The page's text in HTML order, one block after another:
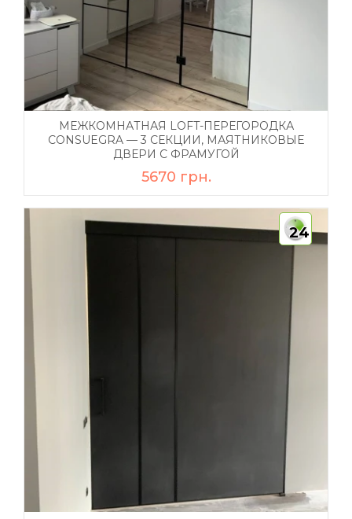
МЕЖКОМНАТНАЯ LOFT-ПЕРЕГОРОДКА
CONSUEGRA — 3 СЕКЦИИ, МАЯТНИКОВЫЕ
ДВЕРИ С ФРАМУГОЙ
5670 грн.
24